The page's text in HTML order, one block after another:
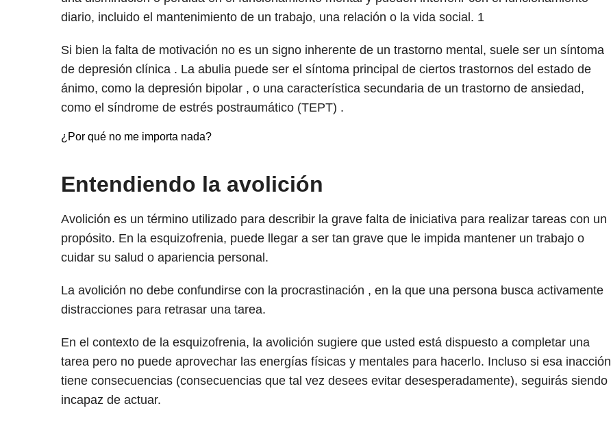
diario, incluido el mantenimiento de un trabajo, una relación o la vida social. 1
Si bien la falta de motivación no es un signo inherente de un trastorno mental, suele ser un síntoma
de depresión clínica . La abulia puede ser el síntoma principal de ciertos trastornos del estado de
ánimo, como la depresión bipolar , o una característica secundaria de un trastorno de ansiedad,
como el síndrome de estrés postraumático (TEPT) .
¿Por qué no me importa nada?
Entendiendo la avolición
Avolición es un término utilizado para describir la grave falta de iniciativa para realizar tareas con un
propósito. En la esquizofrenia, puede llegar a ser tan grave que le impida mantener un trabajo o
cuidar su salud o apariencia personal.
La avolición no debe confundirse con la procrastinación , en la que una persona busca activamente
distracciones para retrasar una tarea.
En el contexto de la esquizofrenia, la avolición sugiere que usted está dispuesto a completar una
tarea pero no puede aprovechar las energías físicas y mentales para hacerlo. Incluso si esa inacción
tiene consecuencias (consecuencias que tal vez desees evitar desesperadamente), seguirás siendo
incapaz de actuar.